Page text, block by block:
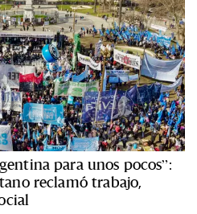
para unos pocos”:
reclamó trabajo,